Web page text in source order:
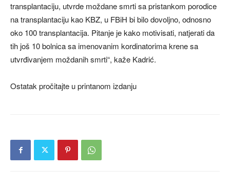
transplantaciju, utvrde moždane smrti sa pristankom porodice
na transplantaciju kao KBZ, u FBiH bi bilo dovoljno, odnosno
oko 100 transplantacija. Pitanje je kako motivisati, natjerati da
tih još 10 bolnica sa imenovanim kordinatorima krene sa
utvrđivanjem moždanih smrti“, kaže Kadrić.
Ostatak pročitajte u printanom izdanju